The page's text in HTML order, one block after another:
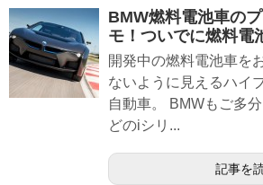
BMW燃料電池車の
モ！ついでに燃料電
開発中の燃料電池車を
ないように見えるハイ
自動車。 BMWもご多
どのiシリ...
記事を